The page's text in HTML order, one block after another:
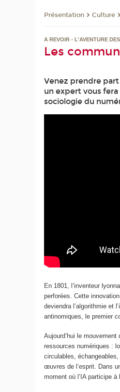
Présentation Culture
A REVOIR - L'AVENTURE
Les
Venez prendre
un expert vous
sociologie du
En 1801, l’inventeur
perforées. Cette
deviendra l’algorithmie et
antinomiques, le premier
Aujourd’hui le
ressources numériques :
circulables,
œuvres de l’esprit. Dans
moment où l’IA participe